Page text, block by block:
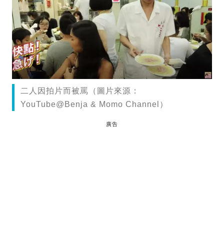
二人因拍片而被罵（圖片來源：
YouTube@Benja & Momo Channel）
廣告